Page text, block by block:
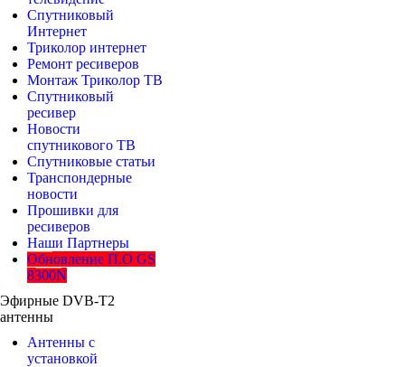
Спутниковый
Интернет
Триколор интернет
Ремонт ресиверов
Монтаж Триколор ТВ
Спутниковый
ресивер
Новости
спутникового ТВ
Спутниковые статьи
Транспондерные
новости
Прошивки для
ресиверов
Наши Партнеры
Обновление П.О GS
8300N
Эфирные DVB-T2
антенны
Антенны с
установкой